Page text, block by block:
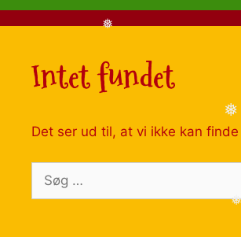
❅
Intet fundet
Det ser ud til, at vi ikke kan